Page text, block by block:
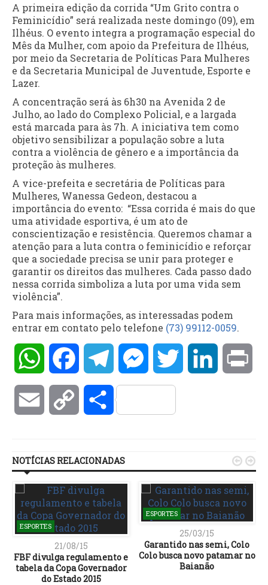
A primeira edição da corrida “Um Grito contra o
Feminicídio” será realizada neste domingo (09), em
Ilhéus. O evento integra a programação especial do
Mês da Mulher, com apoio da Prefeitura de Ilhéus,
por meio da Secretaria de Políticas Para Mulheres
e da Secretaria Municipal de Juventude, Esporte e
Lazer.
A concentração será às 6h30 na Avenida 2 de
Julho, ao lado do Complexo Policial, e a largada
está marcada para às 7h. A iniciativa tem como
objetivo sensibilizar a população sobre a luta
contra a violência de gênero e a importância da
proteção às mulheres.
A vice-prefeita e secretária de Políticas para
Mulheres, Wanessa Gedeon, destacou a
importância do evento: “Essa corrida é mais do que
uma atividade esportiva, é um ato de
conscientização e resistência. Queremos chamar a
atenção para a luta contra o feminicídio e reforçar
que a sociedade precisa se unir para proteger e
garantir os direitos das mulheres. Cada passo dado
nessa corrida simboliza a luta por uma vida sem
violência”.
Para mais informações, as interessadas podem
entrar em contato pelo telefone (73) 99112-0059.
WhatsAppFacebookTelegramMessengerTwitter LinkedIn
Email Copy Compartilhar
NOTÍCIAS RELACIONADAS
ESPORTES
21/08/15
FBF divulga regulamento e
tabela da Copa Governador
do Estado 2015
ESPORTES
25/03/15
Garantido nas semi, Colo
Colo busca novo patamar no
Baianão
 